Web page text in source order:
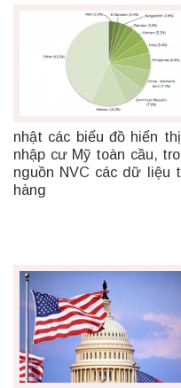
nhật các biểu đồ hiển
nhập cư Mỹ toàn cầu,
nguồn NVC các dữ liệu
hàng